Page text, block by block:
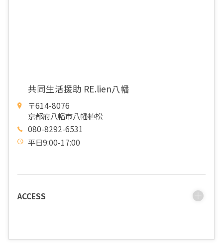
共同生活援助 RE.lien八幡
〒614-8076
京都府八幡市八幡植松
080-8292-6531
平日9:00-17:00
ACCESS